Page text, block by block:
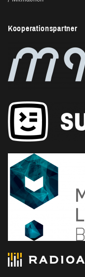
Kooperationspartner